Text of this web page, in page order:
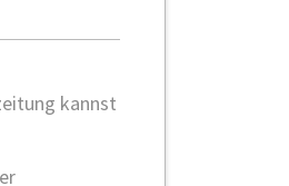
kannst